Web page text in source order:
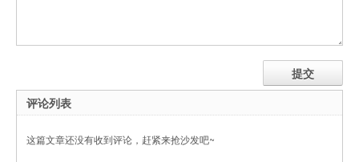
评论列表
这篇文章还没有收到评论，赶紧来抢沙发吧~